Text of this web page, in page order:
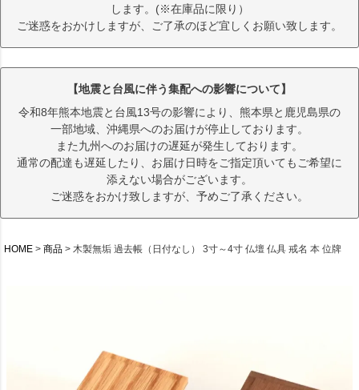
します。(※在庫品に限り）
ご迷惑をおかけしますが、ご了承のほど宜しくお願い致します。
【地震と台風に伴う集配への影響について】
令和8年熊本地震と台風13号の影響により、熊本県と鹿児島県の
一部地域、沖縄県へのお届けが停止しております。
また九州へのお届けの遅延が発生しております。
通常の配達も遅延したり、お届け日時をご指定頂いてもご希望に
添えない場合がございます。
ご迷惑をおかけ致しますが、予めご了承ください。
HOME 商品 木製無垢 過去帳（日付なし） 3寸～4寸 仏壇 仏具 戒名 本 位牌